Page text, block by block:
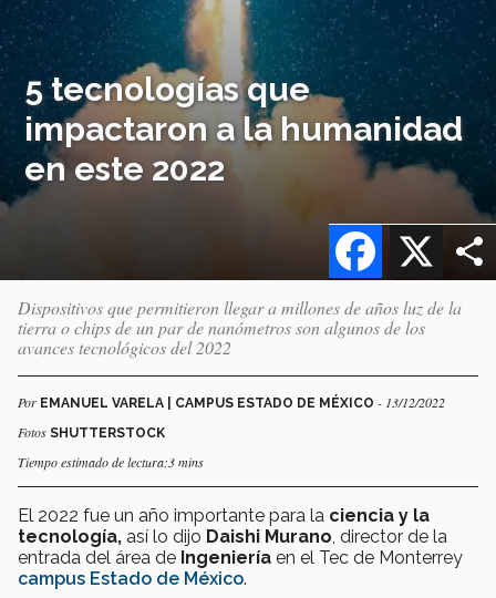
5 tecnologías que
impactaron a la humanidad
en este 2022
X
Facebook
Dispositivos que permitieron llegar a millones de años luz de la
tierra o chips de un par de nanómetros son algunos de los
avances tecnológicos del 2022
Por EMANUEL VARELA | CAMPUS ESTADO DE MÉXICO - 13/12/2022
Fotos SHUTTERSTOCK
Tiempo estimado de lectura:3 mins
El 2022 fue un año importante para la ciencia y la
tecnología, así lo dijo Daishi Murano , director de la
entrada del área de Ingeniería en el Tec de Monterrey
campus Estado de México.